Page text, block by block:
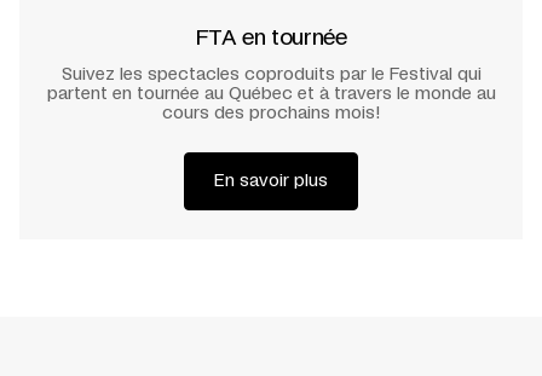
FTA en tournée
Suivez les spectacles coproduits par le Festival qui
partent en tournée au Québec et à travers le monde au
cours des prochains mois!
En savoir plus